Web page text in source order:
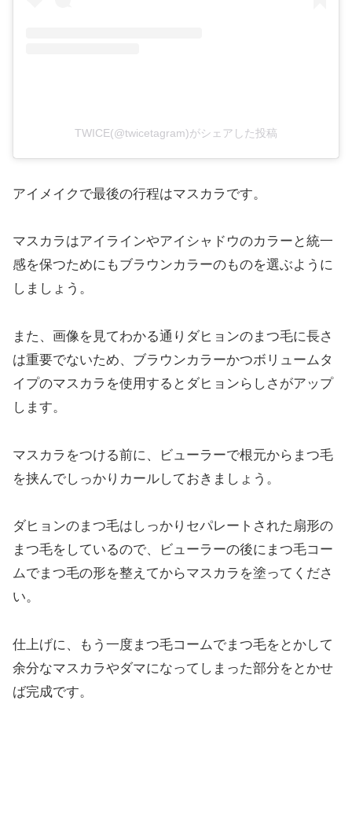
TWICE(@twicetagram)がシェアした投稿
アイメイクで最後の行程はマスカラです。
マスカラはアイラインやアイシャドウのカラーと統一
感を保つためにもブラウンカラーのものを選ぶように
しましょう。
また、画像を見てわかる通りダヒョンのまつ毛に長さ
は重要でないため、ブラウンカラーかつボリュームタ
イプのマスカラを使用するとダヒョンらしさがアップ
します。
マスカラをつける前に、ビューラーで根元からまつ毛
を挟んでしっかりカールしておきましょう。
ダヒョンのまつ毛はしっかりセパレートされた扇形の
まつ毛をしているので、ビューラーの後にまつ毛コー
ムでまつ毛の形を整えてからマスカラを塗ってくださ
い。
仕上げに、もう一度まつ毛コームでまつ毛をとかして
余分なマスカラやダマになってしまった部分をとかせ
ば完成です。